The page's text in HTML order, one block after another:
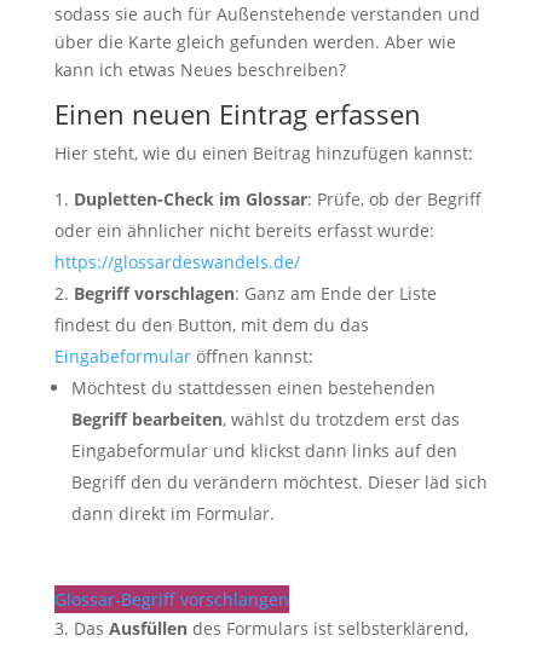
sodass sie auch für Außenstehende verstanden und
über die Karte gleich gefunden werden. Aber wie
kann ich etwas Neues beschreiben?
Einen neuen Eintrag erfassen
Hier steht, wie du einen Beitrag hinzufügen kannst:
Dupletten-Check im Glossar: Prüfe, ob der Begriff
oder ein ähnlicher nicht bereits erfasst wurde:
https://glossardeswandels.de/
Begriff vorschlagen: Ganz am Ende der Liste
findest du den Button, mit dem du das
Eingabeformular öffnen kannst:
Möchtest du stattdessen einen bestehenden
Begriff bearbeiten, wählst du trotzdem erst das
Eingabeformular und klickst dann links auf den
Begriff den du verändern möchtest. Dieser läd sich
dann direkt im Formular.
Glossar-Begriff vorschlangen
Das Ausfüllen des Formulars ist selbsterklärend,